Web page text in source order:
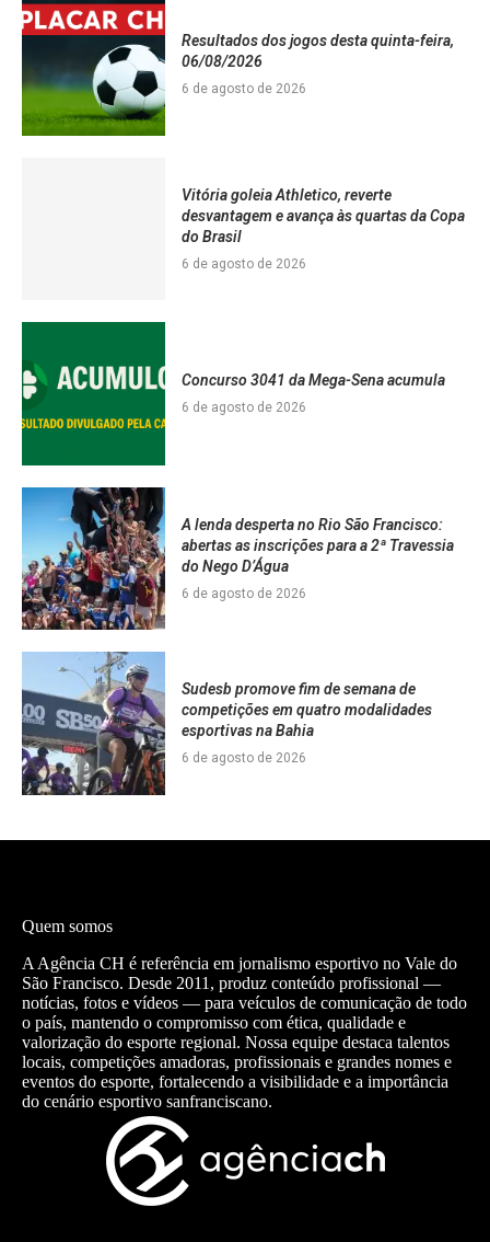
Resultados dos jogos desta quinta-feira,
06/08/2026
6 de agosto de 2026
Vitória goleia Athletico, reverte
desvantagem e avança às quartas da Copa
do Brasil
6 de agosto de 2026
Concurso 3041 da Mega-Sena acumula
6 de agosto de 2026
A lenda desperta no Rio São Francisco:
abertas as inscrições para a 2ª Travessia
do Nego D’Água
6 de agosto de 2026
Sudesb promove fim de semana de
competições em quatro modalidades
esportivas na Bahia
6 de agosto de 2026
Quem somos
A Agência CH é referência em jornalismo esportivo no Vale do
São Francisco. Desde 2011, produz conteúdo profissional —
notícias, fotos e vídeos — para veículos de comunicação de todo
o país, mantendo o compromisso com ética, qualidade e
valorização do esporte regional. Nossa equipe destaca talentos
locais, competições amadoras, profissionais e grandes nomes e
eventos do esporte, fortalecendo a visibilidade e a importância
do cenário esportivo sanfranciscano.